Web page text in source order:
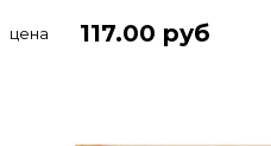
цена 117.00 руб